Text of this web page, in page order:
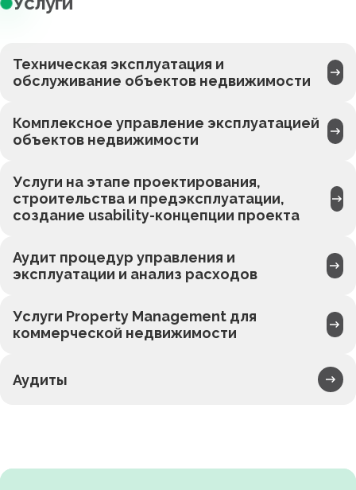
Техническая эксплуатация и
обслуживание объектов недвижимости
Комплексное управление эксплуатацией
объектов недвижимости
Услуги на этапе проектирования,
строительства и предэксплуатации,
создание usability-концепции проекта
Аудит процедур управления и
эксплуатации и анализ расходов
Услуги Property Management для
коммерческой недвижимости
Аудиты